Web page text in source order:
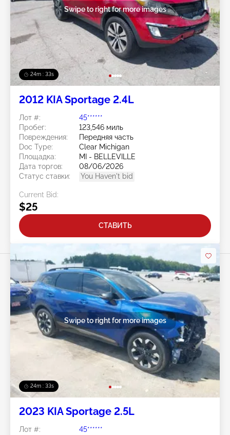
24m : 30s
Swipe to right for more images
2012 KIA Sportage 2.4L
Лот #:
45******
Пробег:
123,546 миль
Повреждения:
Передняя часть
Doc Type:
Clear Michigan
Площадка:
MI - BELLEVILLE
Дата торгов:
08/06/2026
Статус ставки:
You Haven't bid
Current Bid:
$25
СТАВИТЬ
24m : 30s
Swipe to right for more images
2023 KIA Sportage 2.5L
Лот #:
45******